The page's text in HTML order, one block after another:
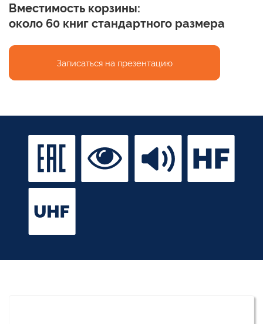
Вместимость корзины:
около 60 книг стандартного размера
Записаться на презентацию